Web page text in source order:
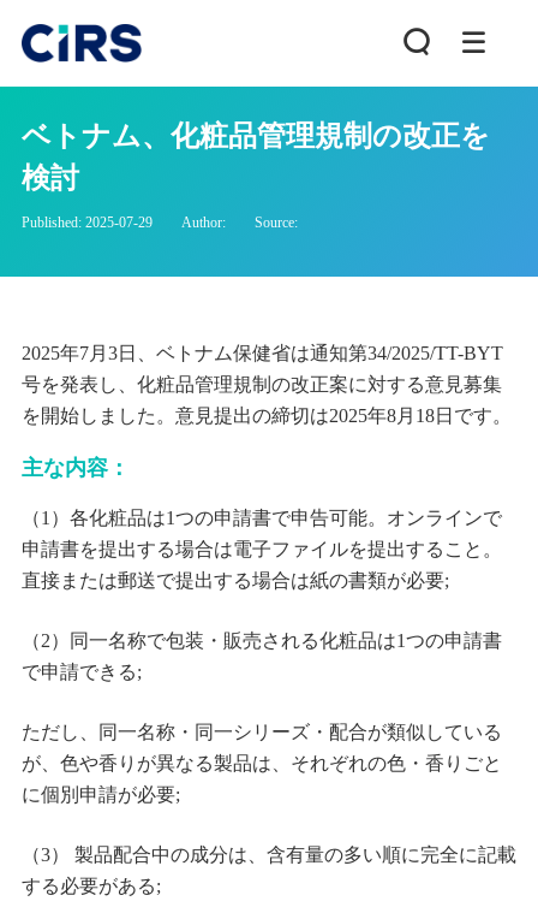
ベトナム、化粧品管理規制の改正を
検討
Published: 2025-07-29 Author: Source:
2025年7月3日、ベトナム保健省は通知第34/2025/TT-BYT
号を発表し、化粧品管理規制の改正案に対する意見募集
を開始しました。意見提出の締切は2025年8月18日です。
主な内容：
（1）各化粧品は1つの申請書で申告可能。オンラインで
申請書を提出する場合は電子ファイルを提出すること。
直接または郵送で提出する場合は紙の書類が必要;
（2）同一名称で包装・販売される化粧品は1つの申請書
で申請できる;
ただし、同一名称・同一シリーズ・配合が類似している
が、色や香りが異なる製品は、それぞれの色・香りごと
に個別申請が必要;
（3） 製品配合中の成分は、含有量の多い順に完全に記載
する必要がある;